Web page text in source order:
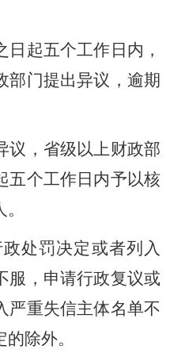
日起五个工作日内，
部门提出异议，逾期
议，省级以上财政部
五个工作日内予以核
处罚决定或者列入
服，申请行政复议或
严重失信主体名单不
除外。